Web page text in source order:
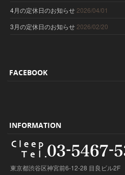
4月の定休日のお知らせ 2026/04/01
3月の定休日のお知らせ 2026/02/20
FACEBOOK
INFORMATION
東京都渋谷区神宮前6-12-28 目良ビル2F